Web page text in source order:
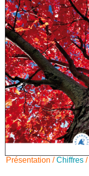
Présentation /Chiffres /